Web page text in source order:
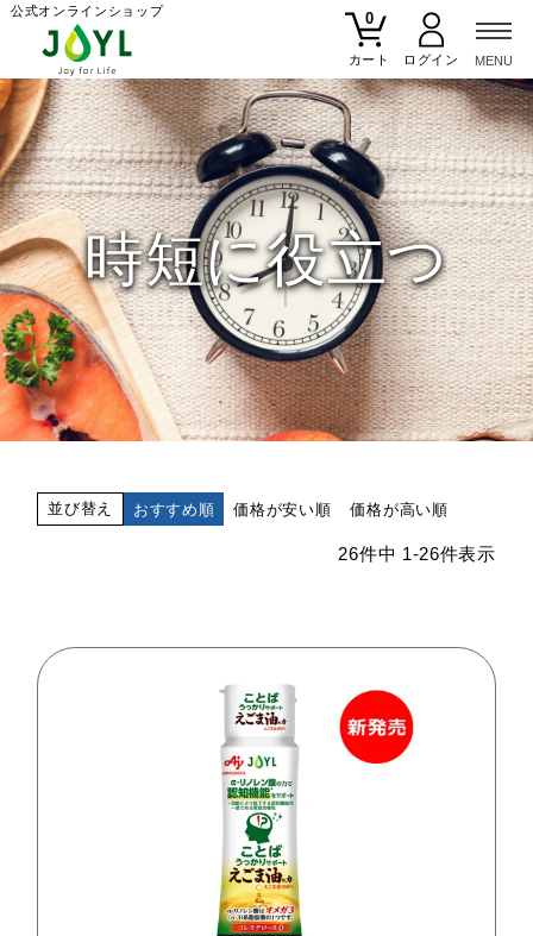
公式オンラインショップ
0
カート
時短に役立つ
並び替え おすすめ順 価格が安い順 価格が高い順
26件中 1-26件表示